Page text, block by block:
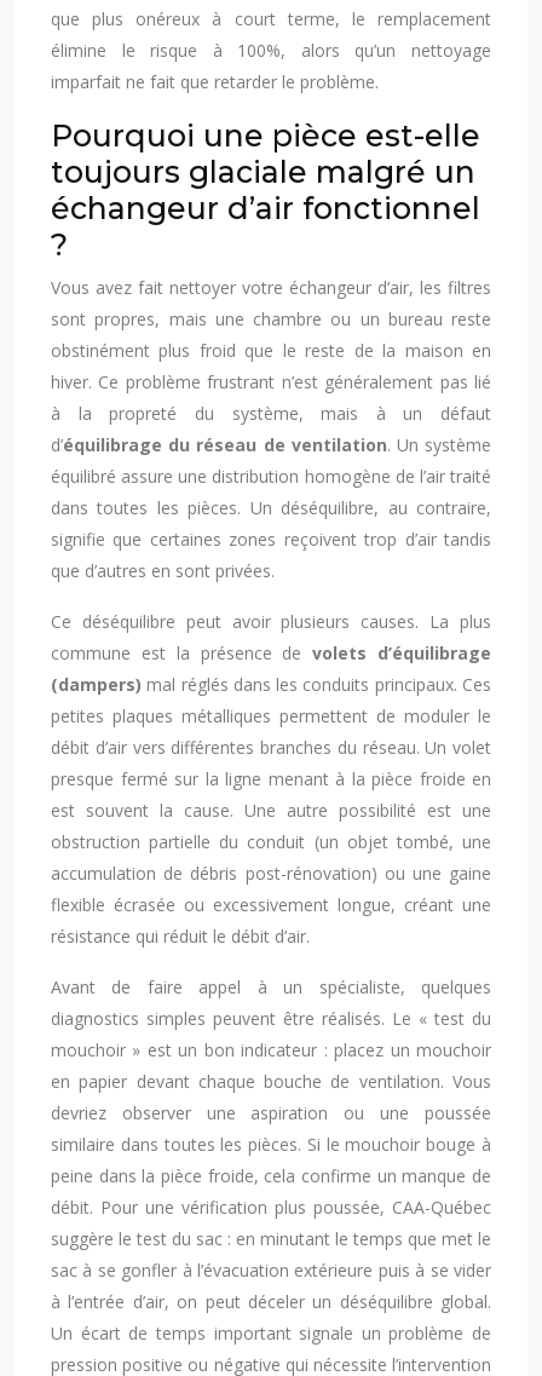
que plus onéreux à court terme, le remplacement
élimine le risque à 100%, alors qu’un nettoyage
imparfait ne fait que retarder le problème.
Pourquoi une pièce est-elle
toujours glaciale malgré un
échangeur d’air fonctionnel
?
Vous avez fait nettoyer votre échangeur d’air, les filtres
sont propres, mais une chambre ou un bureau reste
obstinément plus froid que le reste de la maison en
hiver. Ce problème frustrant n’est généralement pas lié
à la propreté du système, mais à un défaut
d’équilibrage du réseau de ventilation. Un système
équilibré assure une distribution homogène de l’air traité
dans toutes les pièces. Un déséquilibre, au contraire,
signifie que certaines zones reçoivent trop d’air tandis
que d’autres en sont privées.
Ce déséquilibre peut avoir plusieurs causes. La plus
commune est la présence devolets d’équilibrage
(dampers) mal réglés dans les conduits principaux. Ces
petites plaques métalliques permettent de moduler le
débit d’air vers différentes branches du réseau. Un volet
presque fermé sur la ligne menant à la pièce froide en
est souvent la cause. Une autre possibilité est une
obstruction partielle du conduit (un objet tombé, une
accumulation de débris post-rénovation) ou une gaine
flexible écrasée ou excessivement longue, créant une
résistance qui réduit le débit d’air.
Avant de faire appel à un spécialiste, quelques
diagnostics simples peuvent être réalisés. Le « test du
mouchoir » est un bon indicateur : placez un mouchoir
en papier devant chaque bouche de ventilation. Vous
devriez observer une aspiration ou une poussée
similaire dans toutes les pièces. Si le mouchoir bouge à
peine dans la pièce froide, cela confirme un manque de
débit. Pour une vérification plus poussée, CAA-Québec
suggère le test du sac : en minutant le temps que met le
sac à se gonfler à l’évacuation extérieure puis à se vider
à l’entrée d’air, on peut déceler un déséquilibre global.
Un écart de temps important signale un problème de
pression positive ou négative qui nécessite l’intervention